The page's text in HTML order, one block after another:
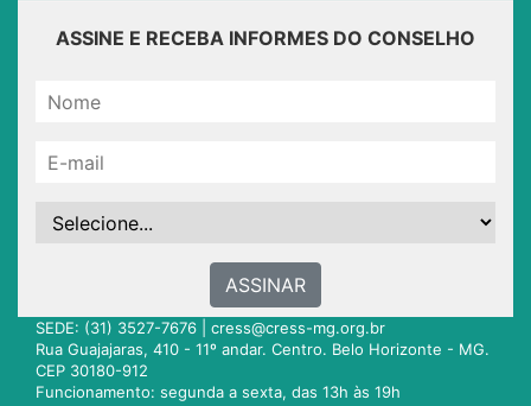
ASSINE E RECEBA INFORMES DO CONSELHO
ASSINAR
SEDE: (31) 3527-7676 | cress@cress-mg.org.br
Rua Guajajaras, 410 - 11º andar. Centro. Belo Horizonte - MG.
CEP 30180-912
Funcionamento: segunda a sexta, das 13h às 19h